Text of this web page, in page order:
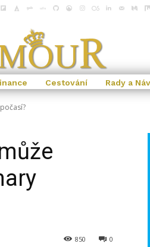
Cestování Rady a
0
850